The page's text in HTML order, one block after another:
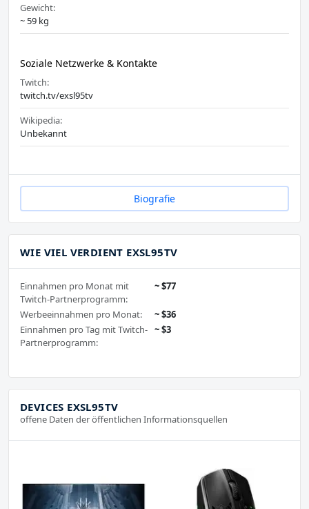
Gewicht:
~ 59 kg
Soziale Netzwerke & Kontakte
Twitch:
twitch.tv/exsl95tv
Wikipedia:
Unbekannt
Biografie
WIE VIEL VERDIENT EXSL95TV
Einnahmen pro Monat mit
Twitch-Partnerprogramm:
~ $77
Werbeeinnahmen pro Monat:
~ $36
Einnahmen pro Tag mit Twitch-
Partnerprogramm:
~ $3
DEVICES EXSL95TV
offene Daten der öffentlichen Informationsquellen